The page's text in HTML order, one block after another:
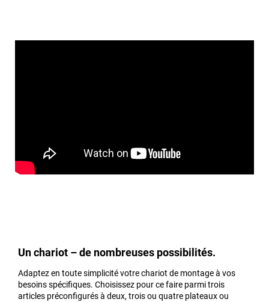
Un chariot – de nombreuses possibilités.
Adaptez en toute simplicité votre chariot de montage à vos
besoins spécifiques. Choisissez pour ce faire parmi trois
articles préconfigurés à deux, trois ou quatre plateaux ou